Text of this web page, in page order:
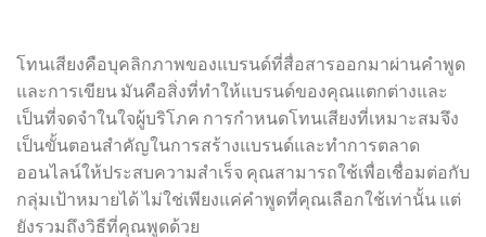
โทนเสียงคือบุคลิกภาพของแบรนด์ที่สื่อสารออกมาผ่านคำพูด
และการเขียน มันคือสิ่งที่ทำให้แบรนด์ของคุณแตกต่างและ
เป็นที่จดจำในใจผู้บริโภค การกำหนดโทนเสียงที่เหมาะสมจึง
เป็นขั้นตอนสำคัญในการสร้างแบรนด์และทำการตลาด
ออนไลน์ให้ประสบความสำเร็จ คุณสามารถใช้เพื่อเชื่อมต่อกับ
กลุ่มเป้าหมายได้ ไม่ใช่เพียงแค่คำพูดที่คุณเลือกใช้เท่านั้น แต่
ยังรวมถึงวิธีที่คุณพูดด้วย